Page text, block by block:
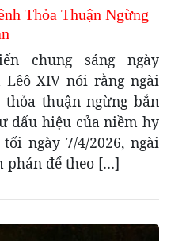
Thỏa Thuận Ngừng
chung sáng ngày
Lêô XIV nói rằng ngài
thuận ngừng bắn
dấu hiệu của niềm hy
ngày 7/4/2026, ngài
phán để theo […]